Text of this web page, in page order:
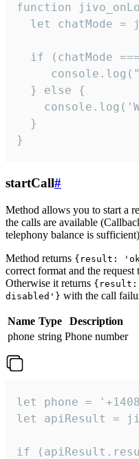
function
let chatMode =
if (chatMode
  } else {
  }
}
startCall#
Method allows you to start a
the calls are available
telephony balance is
Method returns {result:
correct format and the request
Otherwise it returns
disabled'} with the call
Name Type
Description
phone string Phone number
let phone =
let apiResult =
if